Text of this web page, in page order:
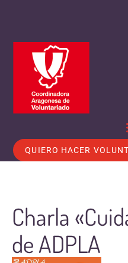
QUIERO HACER
Charla
de ADPLA